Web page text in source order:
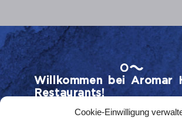
Cookie-Einwilligung
Willkommen bei Aromar
Restaurants!
Aufgabe, in unseren einzigartigen